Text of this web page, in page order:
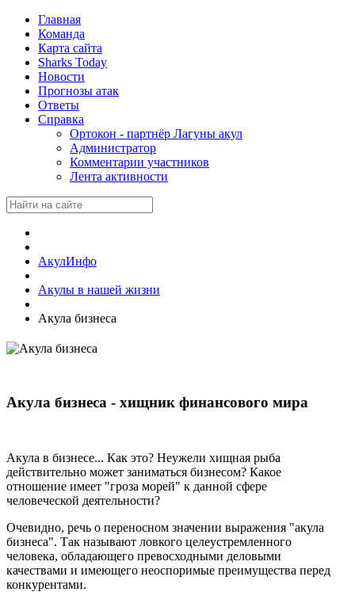
Главная
Команда
Карта сайта
Sharks Today
Новости
Прогнозы атак
Ответы
Справка
Ортокон - партнёр Лагуны акул
Администратор
Комментарии участников
Лента активности
АкулИнфо
Акулы в нашей жизни
Акула бизнеса
Акула бизнеса - хищник финансового мира
Акула в бизнесе... Как это? Неужели хищная рыба
действительно может заниматься бизнесом? Какое
отношение имеет "гроза морей" к данной сфере
человеческой деятельности?
Очевидно, речь о переносном значении выражения "акула
бизнеса". Так называют ловкого целеустремленного
человека, обладающего превосходными деловыми
качествами и имеющего неоспоримые преимущества перед
конкурентами.